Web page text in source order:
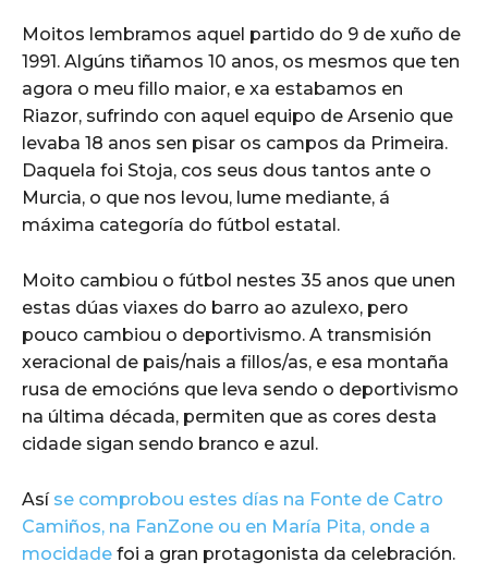
Moitos lembramos aquel partido do 9 de xuño de
1991. Algúns tiñamos 10 anos, os mesmos que ten
agora o meu fillo maior, e xa estabamos en
Riazor, sufrindo con aquel equipo de Arsenio que
levaba 18 anos sen pisar os campos da Primeira.
Daquela foi Stoja, cos seus dous tantos ante o
Murcia, o que nos levou, lume mediante, á
máxima categoría do fútbol estatal.
Moito cambiou o fútbol nestes 35 anos que unen
estas dúas viaxes do barro ao azulexo, pero
pouco cambiou o deportivismo. A transmisión
xeracional de pais/nais a fillos/as, e esa montaña
rusa de emocións que leva sendo o deportivismo
na última década, permiten que as cores desta
cidade sigan sendo branco e azul.
Así se comprobou estes días na Fonte de Catro
Camiños, na FanZone ou en María Pita, onde a
mocidade foi a gran protagonista da celebración.